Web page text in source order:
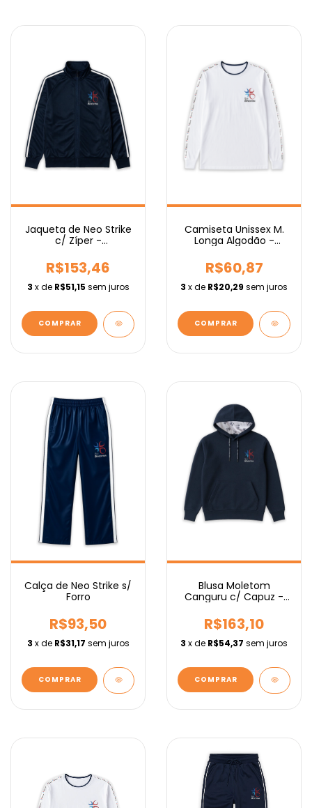
Jaqueta de Neo Strike
c/ Zíper -
R$153,46
3 x de R$51,15 sem juros
COMPRAR
Camiseta Unissex M.
Longa Algodão -
R$60,87
3 x de R$20,29 sem juros
COMPRAR
Calça de Neo Strike s/
Forro
R$93,50
3 x de R$31,17 sem juros
COMPRAR
Blusa Moletom
Canguru c/ Capuz -
R$163,10
3 x de R$54,37 sem juros
COMPRAR